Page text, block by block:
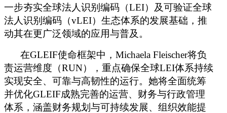
一步夯实全球法人识别编码（LEI）及可验证全球
法人识别编码（vLEI）生态体系的发展基础，推
动其在更广泛领域的应用与普及。
在GLEIF使命框架中， Michaela Fleischer将负
责运营维度（RUN），重点确保全球LEI体系持续
实现安全、可靠与高韧性的运行。她将全面统筹
并优化GLEIF成熟完善的运营、财务与行政管理
体系，涵盖财务规划与可持续发展、组织效能提